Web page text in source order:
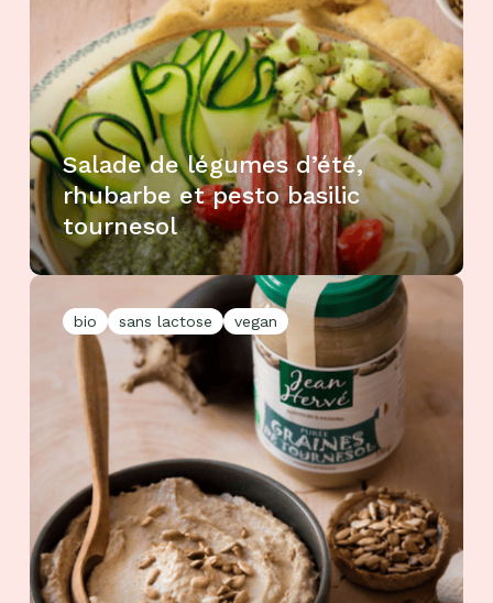
Salade de légumes d’été,
rhubarbe et pesto basilic
tournesol
bio sans lactose vegan